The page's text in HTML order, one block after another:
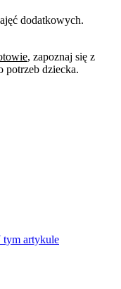
dodatkowych.
, zapoznaj się z
potrzeb dziecka.
tym artykule